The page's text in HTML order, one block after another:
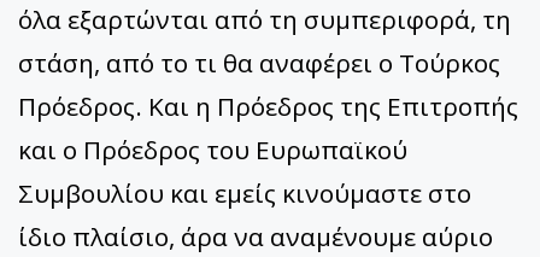
όλα εξαρτώνται από τη συμπεριφορά, τη
στάση, από το τι θα αναφέρει ο Τούρκος
Πρόεδρος. Και η Πρόεδρος της Επιτροπής
και ο Πρόεδρος του Ευρωπαϊκού
Συμβουλίου και εμείς κινούμαστε στο
ίδιο πλαίσιο, άρα να αναμένουμε αύριο